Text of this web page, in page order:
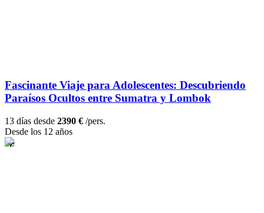
Fascinante Viaje para Adolescentes: Descubriendo
Paraísos Ocultos entre Sumatra y Lombok
13 días desde 2390 € /pers.
Desde los 12 años